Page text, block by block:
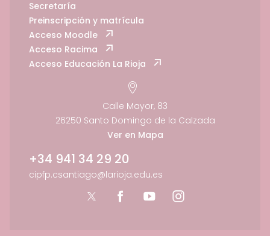
Secretaría
Preinscripción y matrícula
Acceso Moodle
Acceso Racima
Acceso Educación La Rioja
Calle Mayor, 83
26250 Santo Domingo de la Calzada
Ver en Mapa
+34 941 34 29 20
cipfp.csantiago@larioja.edu.es